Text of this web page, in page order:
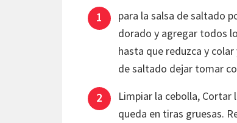
para la salsa de saltado
dorado y agregar todos
hasta que reduzca y
de saltado dejar tomar
Limpiar la cebolla,
queda en tiras gruesas.